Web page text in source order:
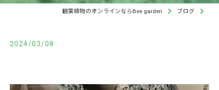
観葉植物のオンラインならBee garden ブログ
2024/03/08